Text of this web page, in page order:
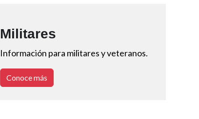
Militares
Información para militares y veteranos.
Conoce más